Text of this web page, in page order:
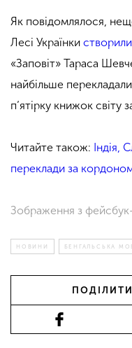
Як повідомлялося,
Лесі Українки створили
«Заповіт» Тараса
найбільше перекладали
п’ятірку книжок світу
Читайте також: Індія,
переклади за
Зображення з
НОВИНИ БЕНГАЛЬСЬКА